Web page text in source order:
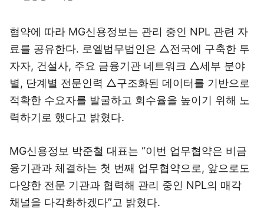
협약에 따라 MG신용정보는 관리 중인 NPL 관련 자
료를 공유한다. 로엘법무법인은 △전국에 구축한 투
자자, 건설사, 주요 금융기관 네트워크 △세부 분야
별, 단계별 전문인력 △구조화된 데이터를 기반으로
적확한 수요자를 발굴하고 회수율을 높이기 위해 노
력하기로 했다고 밝혔다.
MG신용정보 박준철 대표는 “이번 업무협약은 비금
융기관과 체결하는 첫 번째 업무협약으로, 앞으로도
다양한 전문 기관과 협력해 관리 중인 NPL의 매각
채널을 다각화하겠다”고 밝혔다.